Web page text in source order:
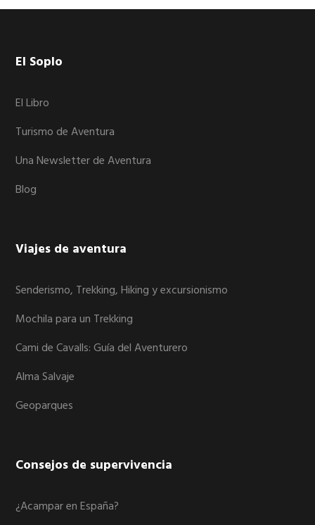
Footer
El Soplo
El Libro
Turismo de Aventura
Una Newsletter de Aventura
Blog
Viajes de aventura
Senderismo, Trekking, Hiking y excursionismo
Mochila para un Trekking
Cami de Cavalls: Guía del Aventurero
Alma Salvaje
Geoparques
Consejos de supervivencia
¿Acampar en España?